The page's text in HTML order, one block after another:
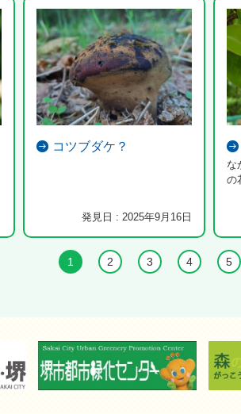
コツブダケ？
発見日 : 2025年9月16日
な
の
1 2 3 4 5